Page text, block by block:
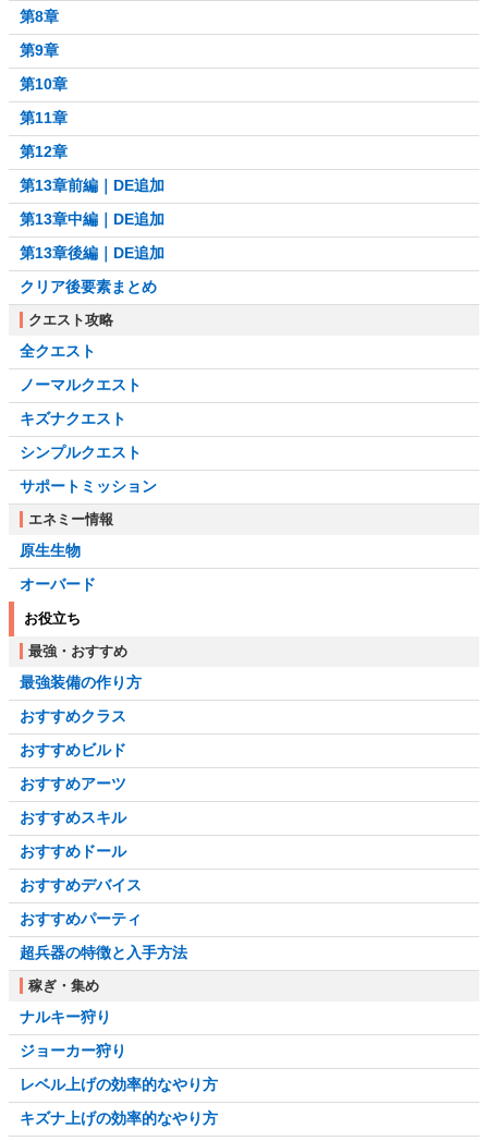
第8章
第9章
第10章
第11章
第12章
第13章前編｜DE追加
第13章中編｜DE追加
第13章後編｜DE追加
クリア後要素まとめ
クエスト攻略
全クエスト
ノーマルクエスト
キズナクエスト
シンプルクエスト
サポートミッション
エネミー情報
原生生物
オーバード
お役立ち
最強・おすすめ
最強装備の作り方
おすすめクラス
おすすめビルド
おすすめアーツ
おすすめスキル
おすすめドール
おすすめデバイス
おすすめパーティ
超兵器の特徴と入手方法
稼ぎ・集め
ナルキー狩り
ジョーカー狩り
レベル上げの効率的なやり方
キズナ上げの効率的なやり方